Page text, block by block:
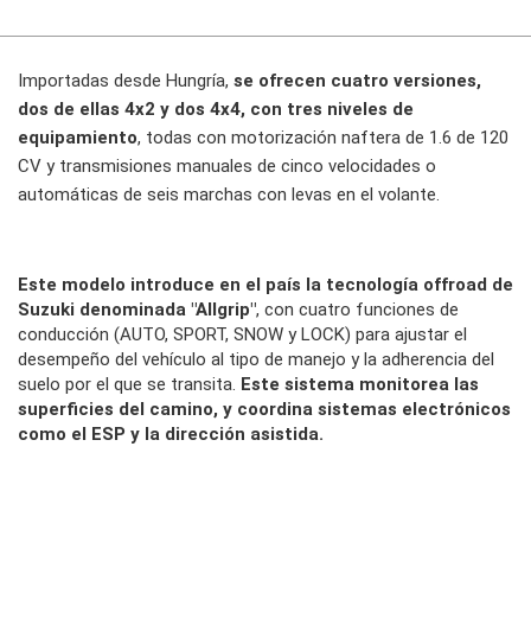
Importadas desde Hungría, se ofrecen cuatro versiones,
dos de ellas 4x2 y dos 4x4, con tres niveles de
equipamiento, todas con motorización naftera de 1.6 de 120
CV y transmisiones manuales de cinco velocidades o
automáticas de seis marchas con levas en el volante.
Este modelo introduce en el país la tecnología offroad de
Suzuki denominada "Allgrip", con cuatro funciones de
conducción (AUTO, SPORT, SNOW y LOCK) para ajustar el
desempeño del vehículo al tipo de manejo y la adherencia del
suelo por el que se transita. Este sistema monitorea las
superficies del camino, y coordina sistemas electrónicos
como el ESP y la dirección asistida.